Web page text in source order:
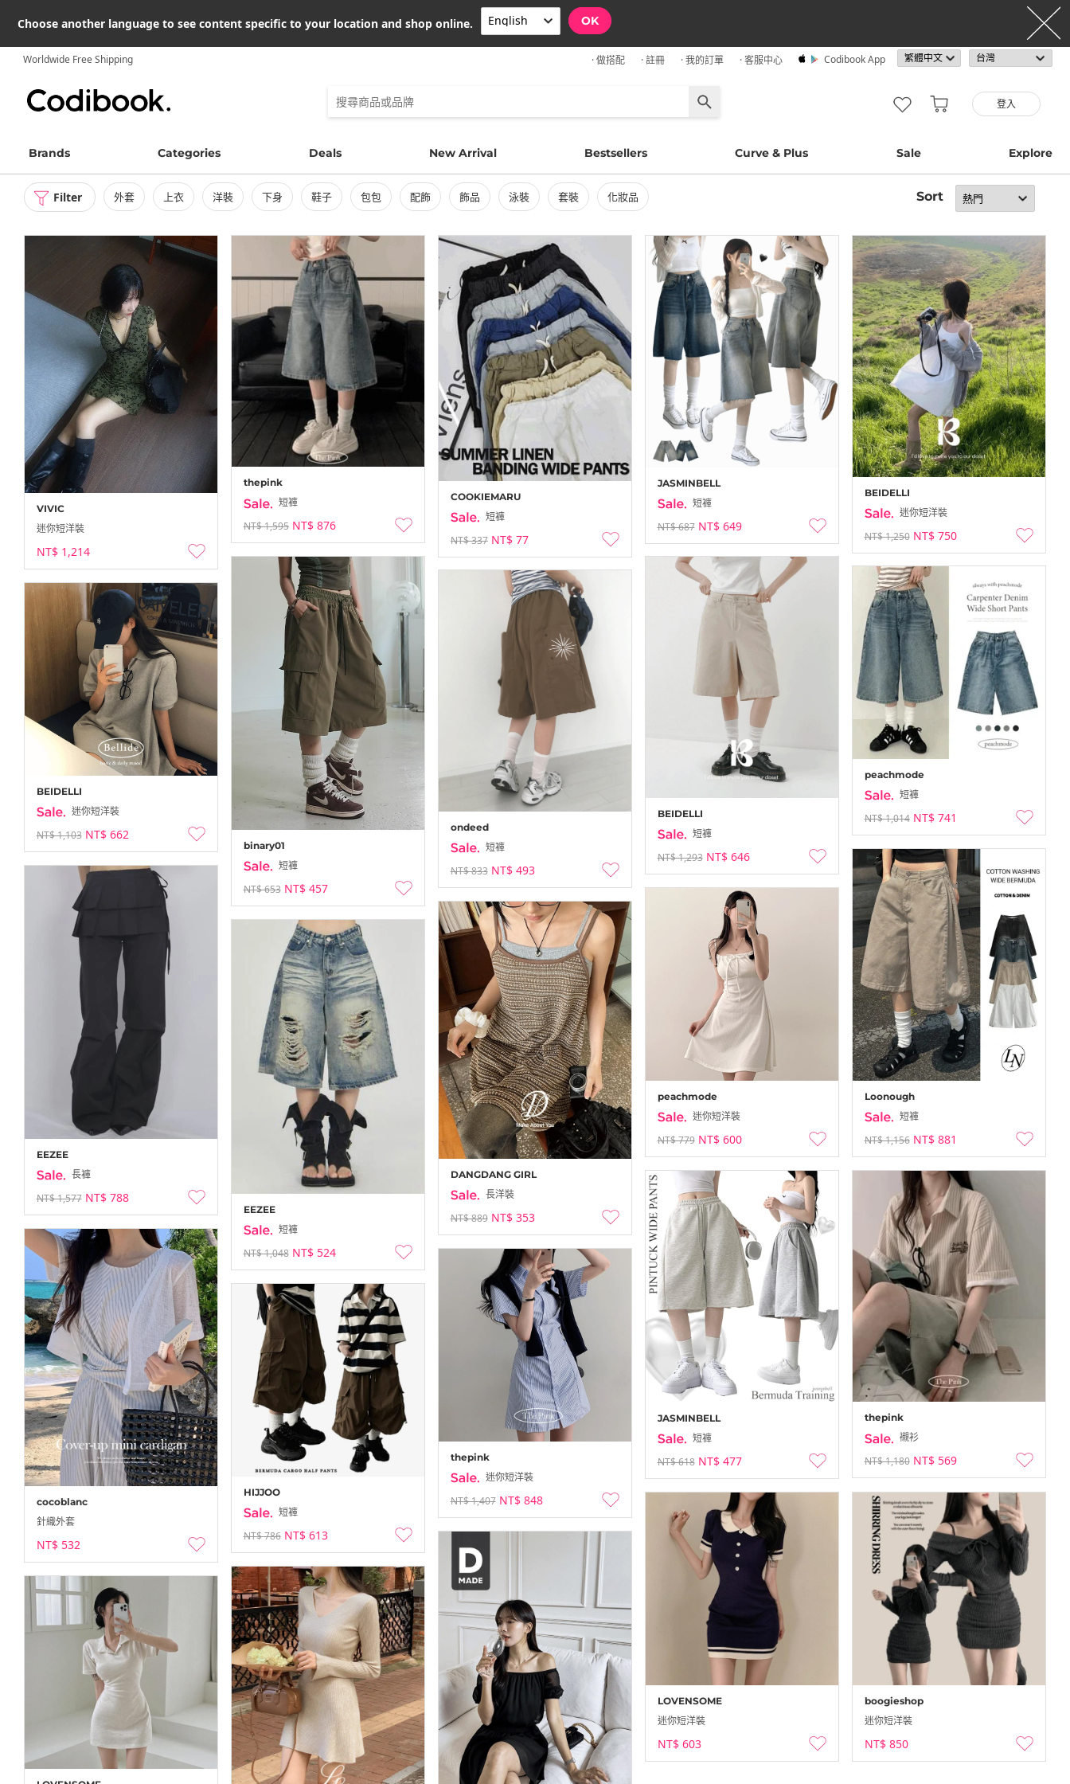
Choose another language to see content specific to your location and shop online. OK
Worldwide Free Shipping · 做搭配 · 註冊 · 我的訂單 · 客服中心 Codibook App
登入
Brands Categories Deals New Arrival Bestsellers Curve & Plus Sale Explore
Filter 外套 上衣 洋裝 下身 鞋子 包包 配飾 飾品 泳裝 套裝 化妝品 Sort
VIVIC
迷你短洋裝
NT$ 1,214
thepink
短褲
NT$ 1,595 NT$ 876
COOKIEMARU
短褲
NT$ 337 NT$ 77
JASMINBELL
短褲
NT$ 687 NT$ 649
BEIDELLI
迷你短洋裝
NT$ 1,250 NT$ 750
binary01
短褲
NT$ 653 NT$ 457
BEIDELLI
短褲
NT$ 1,293 NT$ 646
peachmode
短褲
NT$ 1,014 NT$ 741
ondeed
短褲
NT$ 833 NT$ 493
BEIDELLI
迷你短洋裝
NT$ 1,103 NT$ 662
Loonough
短褲
NT$ 1,156 NT$ 881
EEZEE
長褲
NT$ 1,577 NT$ 788
peachmode
迷你短洋裝
NT$ 779 NT$ 600
DANGDANG GIRL
長洋裝
NT$ 889 NT$ 353
EEZEE
短褲
NT$ 1,048 NT$ 524
JASMINBELL
短褲
NT$ 618 NT$ 477
thepink
襯衫
NT$ 1,180 NT$ 569
cocoblanc
針織外套
NT$ 532
thepink
迷你短洋裝
NT$ 1,407 NT$ 848
HIJJOO
短褲
NT$ 786 NT$ 613
boogieshop
迷你短洋裝
NT$ 850
LOVENSOME
迷你短洋裝
NT$ 603